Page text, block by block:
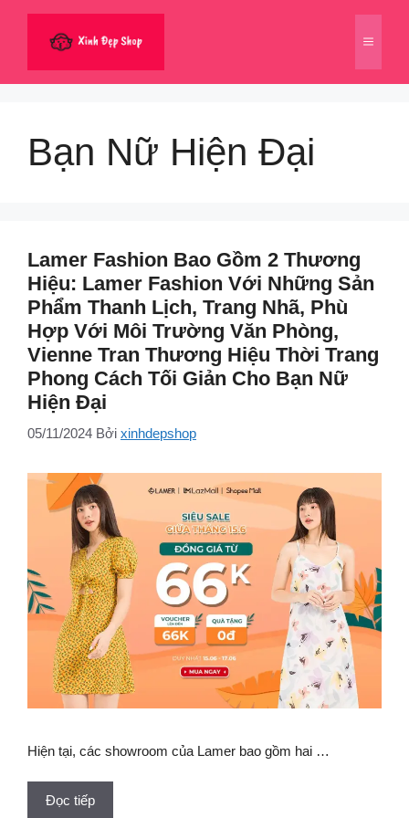
dung
Menu
Bạn Nữ Hiện Đại
Lamer Fashion Bao Gồm 2 Thương
Hiệu: Lamer Fashion Với Những Sản
Phẩm Thanh Lịch, Trang Nhã, Phù
Hợp Với Môi Trường Văn Phòng,
Vienne Tran Thương Hiệu Thời Trang
Phong Cách Tối Giản Cho Bạn Nữ
Hiện Đại
05/11/2024 Bởi xinhdepshop
Hiện tại, các showroom của Lamer bao gồm hai …
Đọc tiếp